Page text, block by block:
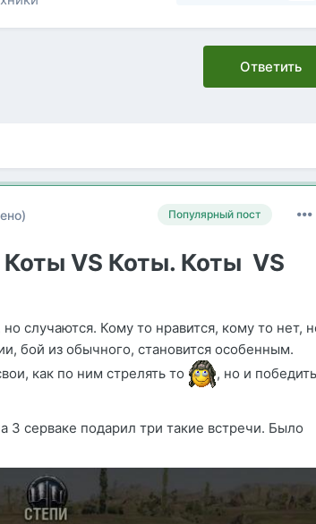
Ответить
Популярный пост
VS Коты. Коты VS
случаются. Кому то нравится, кому то нет,
бой из обычного, становится особенным.
как по ним стрелять то
, но и
серваке подарил три такие встречи. Было